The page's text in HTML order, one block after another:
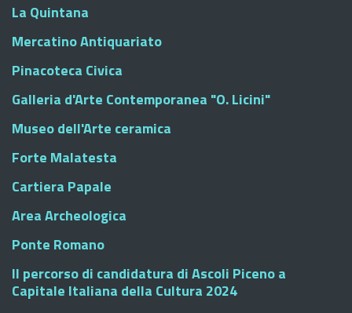
La Quintana
Mercatino Antiquariato
Pinacoteca Civica
Galleria d'Arte Contemporanea "O. Licini"
Museo dell'Arte ceramica
Forte Malatesta
Cartiera Papale
Area Archeologica
Ponte Romano
Il percorso di candidatura di Ascoli Piceno a
Capitale Italiana della Cultura 2024